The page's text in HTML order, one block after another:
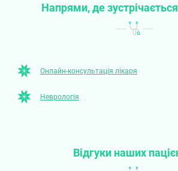
Напрями, де
Онлайн-консультація лікаря
Неврологія
Відгуки наших